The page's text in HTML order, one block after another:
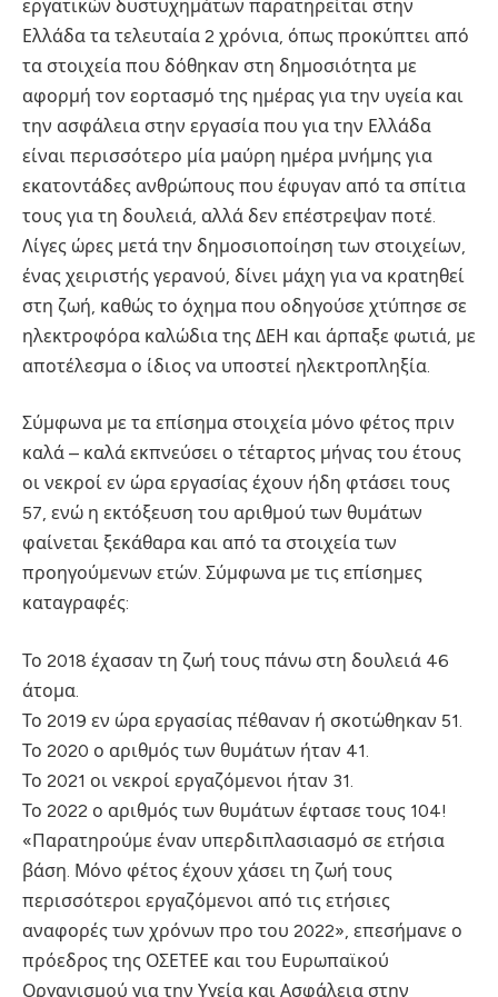
εργατικών δυστυχημάτων παρατηρείται στην
Ελλάδα τα τελευταία 2 χρόνια, όπως προκύπτει από
τα στοιχεία που δόθηκαν στη δημοσιότητα με
αφορμή τον εορτασμό της ημέρας για την υγεία και
την ασφάλεια στην εργασία που για την Ελλάδα
είναι περισσότερο μία μαύρη ημέρα μνήμης για
εκατοντάδες ανθρώπους που έφυγαν από τα σπίτια
τους για τη δουλειά, αλλά δεν επέστρεψαν ποτέ.
Λίγες ώρες μετά την δημοσιοποίηση των στοιχείων,
ένας χειριστής γερανού, δίνει μάχη για να κρατηθεί
στη ζωή, καθώς το όχημα που οδηγούσε χτύπησε σε
ηλεκτροφόρα καλώδια της ΔΕΗ και άρπαξε φωτιά, με
αποτέλεσμα ο ίδιος να υποστεί ηλεκτροπληξία.
Σύμφωνα με τα επίσημα στοιχεία μόνο φέτος πριν
καλά – καλά εκπνεύσει ο τέταρτος μήνας του έτους
οι νεκροί εν ώρα εργασίας έχουν ήδη φτάσει τους
57, ενώ η εκτόξευση του αριθμού των θυμάτων
φαίνεται ξεκάθαρα και από τα στοιχεία των
προηγούμενων ετών. Σύμφωνα με τις επίσημες
καταγραφές:
Το 2018 έχασαν τη ζωή τους πάνω στη δουλειά 46
άτομα.
Το 2019 εν ώρα εργασίας πέθαναν ή σκοτώθηκαν 51.
Το 2020 ο αριθμός των θυμάτων ήταν 41.
Το 2021 οι νεκροί εργαζόμενοι ήταν 31.
Το 2022 ο αριθμός των θυμάτων έφτασε τους 104!
«Παρατηρούμε έναν υπερδιπλασιασμό σε ετήσια
βάση. Μόνο φέτος έχουν χάσει τη ζωή τους
περισσότεροι εργαζόμενοι από τις ετήσιες
αναφορές των χρόνων προ του 2022», επεσήμανε ο
πρόεδρος της ΟΣΕΤΕΕ και του Ευρωπαϊκού
Οργανισμού για την Υγεία και Ασφάλεια στην